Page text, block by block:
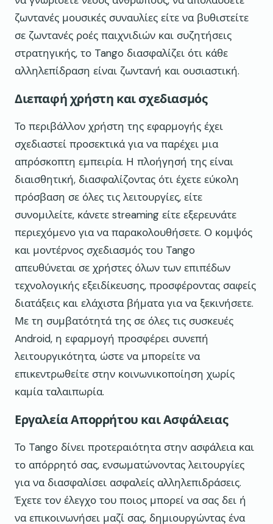
ζωντανές μουσικές συναυλίες είτε να βυθιστείτε
σε ζωντανές ροές παιχνιδιών και συζητήσεις
στρατηγικής, το Tango διασφαλίζει ότι κάθε
αλληλεπίδραση είναι ζωντανή και ουσιαστική.
Διεπαφή χρήστη και σχεδιασμός
Το περιβάλλον χρήστη της εφαρμογής έχει
σχεδιαστεί προσεκτικά για να παρέχει μια
απρόσκοπτη εμπειρία. Η πλοήγησή της είναι
διαισθητική, διασφαλίζοντας ότι έχετε εύκολη
πρόσβαση σε όλες τις λειτουργίες, είτε
συνομιλείτε, κάνετε streaming είτε εξερευνάτε
περιεχόμενο για να παρακολουθήσετε. Ο κομψός
και μοντέρνος σχεδιασμός του Tango
απευθύνεται σε χρήστες όλων των επιπέδων
τεχνολογικής εξειδίκευσης, προσφέροντας σαφείς
διατάξεις και ελάχιστα βήματα για να ξεκινήσετε.
Με τη συμβατότητά της σε όλες τις συσκευές
Android, η εφαρμογή προσφέρει συνεπή
λειτουργικότητα, ώστε να μπορείτε να
επικεντρωθείτε στην κοινωνικοποίηση χωρίς
καμία ταλαιπωρία.
Εργαλεία Απορρήτου και Ασφάλειας
Το Tango δίνει προτεραιότητα στην ασφάλεια και
το απόρρητό σας, ενσωματώνοντας λειτουργίες
για να διασφαλίσει ασφαλείς αλληλεπιδράσεις.
Έχετε τον έλεγχο του ποιος μπορεί να σας δει ή
να επικοινωνήσει μαζί σας, δημιουργώντας ένα